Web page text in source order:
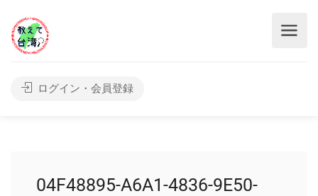
ログイン・会員登録
04F48895-A6A1-4836-9E50-